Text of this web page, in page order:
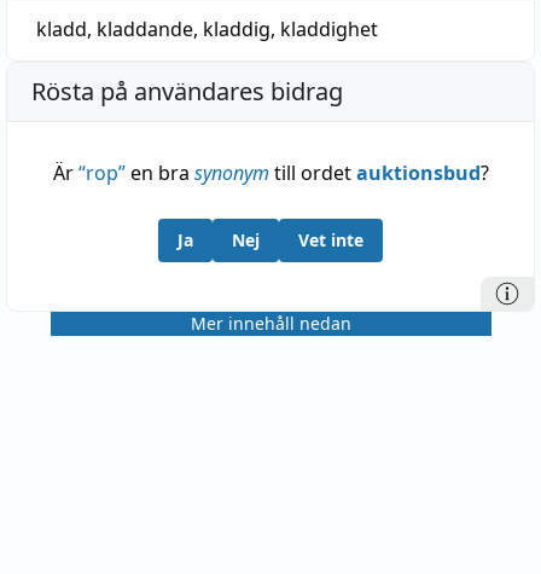
kladd, kladdande, kladdig, kladdighet
Rösta på användares bidrag
Är“rop”en bra synonym till ordetauktionsbud?
Ja Nej Vet inte
Mer innehåll nedan